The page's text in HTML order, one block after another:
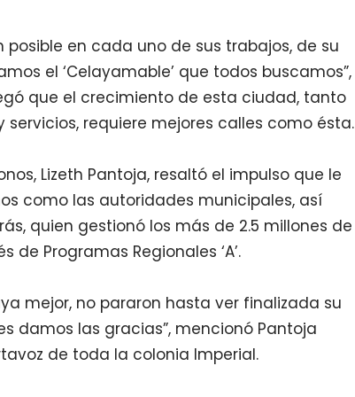
en cada uno de sus trabajos, de su
el ‘Celayamable’ que todos buscamos”,
que el crecimiento de esta ciudad, tanto
requiere mejores calles como ésta.
Lizeth Pantoja, resaltó el impulso que le
como las autoridades municipales, así
quien gestionó los más de 2.5 millones de
Programas Regionales ‘A’.
mejor, no pararon hasta ver finalizada su
damos las gracias”, mencionó Pantoja
de toda la colonia Imperial.